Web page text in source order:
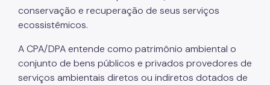
conservação e recuperação de seus serviços
ecossistêmicos.
A CPA/DPA entende como patrimônio ambiental o
conjunto de bens públicos e privados provedores de
serviços ambientais diretos ou indiretos dotados de